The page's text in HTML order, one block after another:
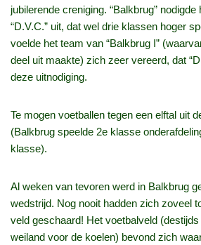
jubilerende creniging. “Balkbrug”
“D.V.C.” uit, dat wel drie klassen hoger
voelde het team van “Balkbrug I”
deel uit maakte) zich zeer vereerd, dat
deze uitnodiging.
Te mogen voetballen tegen een elftal uit
(Balkbrug speelde 2e klasse
klasse).
Al weken van tevoren werd in Balkbrug
wedstrijd. Nog nooit hadden zich zoveel
veld geschaard! Het voetbalveld
weiland voor de koelen) bevond zich